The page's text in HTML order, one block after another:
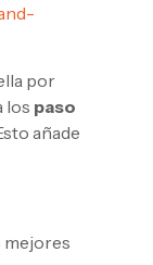
por
los paso
añade
mejores